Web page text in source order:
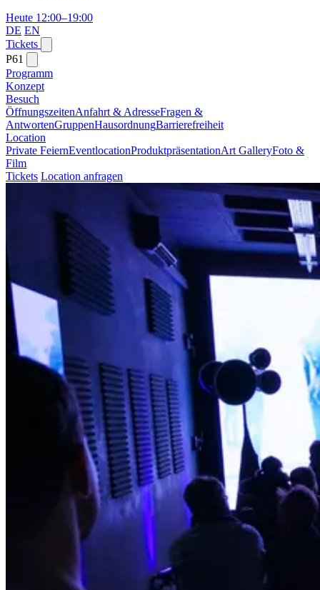
Heute 12:00–19:00
DE EN
Tickets
P61
Programm
Konzept
Besuch
ÖffnungszeitenAnfahrt & AdresseFragen &
AntwortenGruppenHausordnungBarrierefreiheit
Location
Private FeiernEventlocationProduktpräsentationArt GalleryFoto &
Film
Tickets Location anfragen